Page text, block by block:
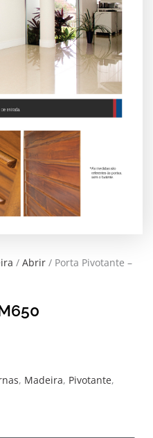
/ Abrir / Porta Pivotante –
, Madeira, Pivotante,